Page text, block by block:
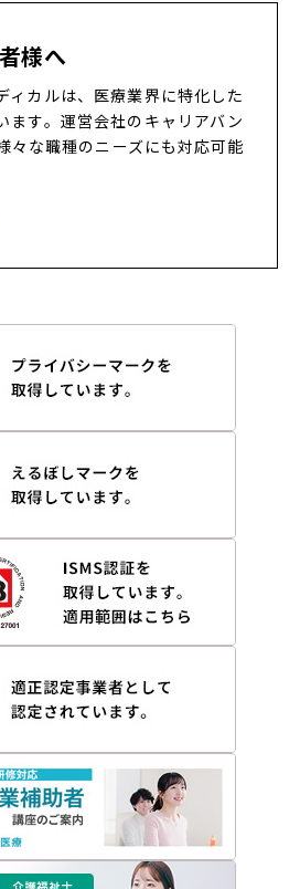
様へ
ィカルは、医療業界に特化した
す。 運営会社のキャリアバン
々な職種のニーズにも対応可能